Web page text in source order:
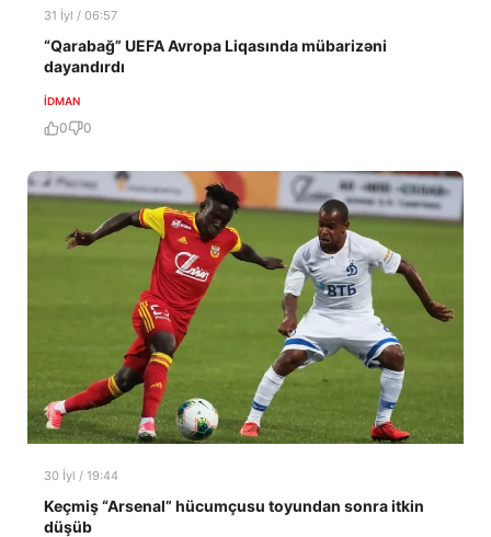
31 İyl / 06:57
“Qarabağ” UEFA Avropa Liqasında mübarizəni
dayandırdı
İDMAN
0 0
30 İyl / 19:44
Keçmiş “Arsenal” hücumçusu toyundan sonra itkin
düşüb